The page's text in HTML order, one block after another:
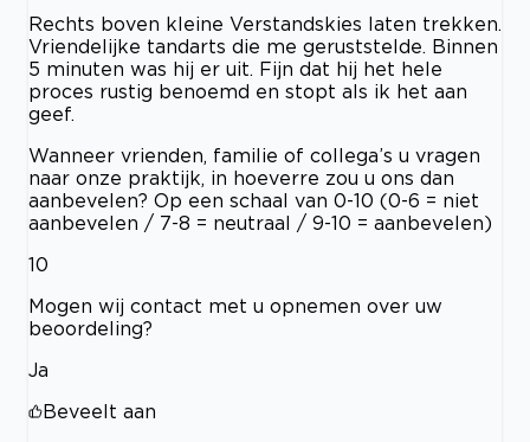
Rechts boven kleine Verstandskies laten trekken.
Vriendelijke tandarts die me geruststelde. Binnen
5 minuten was hij er uit. Fijn dat hij het hele
proces rustig benoemd en stopt als ik het aan
geef.
Wanneer vrienden, familie of collega’s u vragen
naar onze praktijk, in hoeverre zou u ons dan
aanbevelen? Op een schaal van 0-10 (0-6 = niet
aanbevelen / 7-8 = neutraal / 9-10 = aanbevelen)
10
Mogen wij contact met u opnemen over uw
beoordeling?
Ja
Beveelt aan